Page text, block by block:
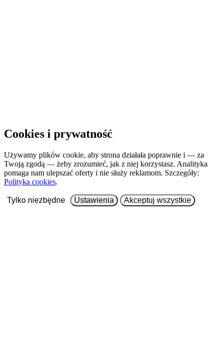
Cookies i prywatność
Używamy plików cookie, aby strona działała poprawnie i — za
Twoją zgodą — żeby zrozumieć, jak z niej korzystasz. Analityka
pomaga nam ulepszać oferty i nie służy reklamom. Szczegóły:
Polityka cookies.
Tylko niezbędne Ustawienia Akceptuj wszystkie